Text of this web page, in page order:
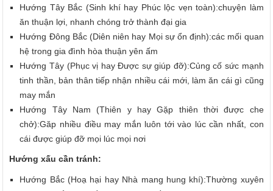
Hướng Tây Bắc (Sinh khí hay Phúc lộc vẹn toàn):chuyện làm
ăn thuận lợi, nhanh chóng trở thành đại gia
Hướng Đông Bắc (Diên niên hay Mọi sự ổn định):các mối quan
hệ trong gia đình hòa thuận yên ấm
Hướng Tây (Phục vị hay Được sự giúp đỡ):Củng cố sức mạnh
tinh thần, bản thân tiếp nhận nhiều cái mới, làm ăn cái gì cũng
may mắn
Hướng Tây Nam (Thiên y hay Gặp thiên thời được che
chở):Găp nhiều điều may mắn luôn tới vào lúc cần nhất, con
cái được giúp đỡ mọi lúc mọi nơi
Hướng xấu cần tránh:
Hướng Bắc (Hoạ hại hay Nhà mang hung khí):Thường xuyên